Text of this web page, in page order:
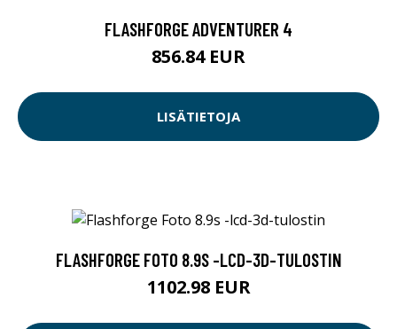
FLASHFORGE ADVENTURER 4
856.84 EUR
LISÄTIETOJA
FLASHFORGE FOTO 8.9S -LCD-3D-TULOSTIN
1102.98 EUR